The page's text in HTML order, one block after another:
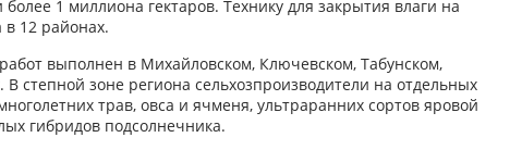
1 миллиона гектаров. Технику для закрытия влаги на
в 12 районах.
выполнен в Михайловском, Ключевском, Табунском,
В степной зоне региона сельхозпроизводители на отдельных
трав, овса и ячменя, ультраранних сортов яровой
гибридов подсолнечника.